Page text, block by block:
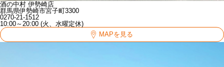
酒の中村 伊勢崎店
群馬県伊勢崎市宮子町3300
0270-21-1512
10:00～20:00 (火、水曜定休)
MAPを見る